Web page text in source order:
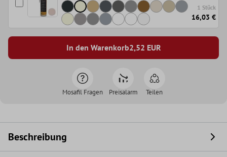
1 Stück
16,03 €
In den Warenkorb2,52 EUR
Mosafil Fragen Preisalarm Teilen
Beschreibung